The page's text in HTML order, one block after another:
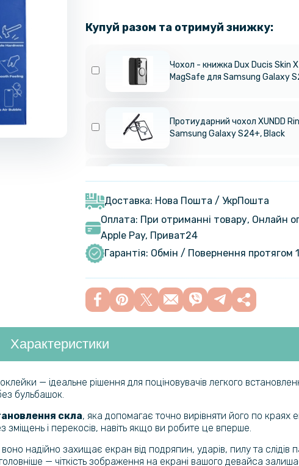
Купуй разом та отримуй знижку:
Чохол - книжка Dux Ducis Skin
MagSafe для Samsung Galaxy
Протиударний чохол XUNDD
Samsung Galaxy S24+, Black
з металевим кільцем та
захистом на камеру
Samsung Galaxy S24 Plus з
кільцем
Чохол - накладка Magsafe
Samsung Galaxy S24 з
Чохол накладка TPU + PC
MagSafe для Samsung Galaxy
для Samsung Galaxy S24+ 5G
Чохол – накладка Space III для
Доставка: Нова Пошта / УкрПошта
Оплата: При отриманні товару, Онлайн
Apple Pay, Приват24
Гарантія: Обмін / Повернення протягом
Характеристики
— ідеальне рішення для поціновувачів легкого
бульбашок.
скла, яка допомагає точно вирівняти його по
і перекосів, навіть якщо ви робите це вперше.
надійно захищає екран від подряпин, ударів, пилу та слідів
— чіткість зображення на екрані вашого девайса